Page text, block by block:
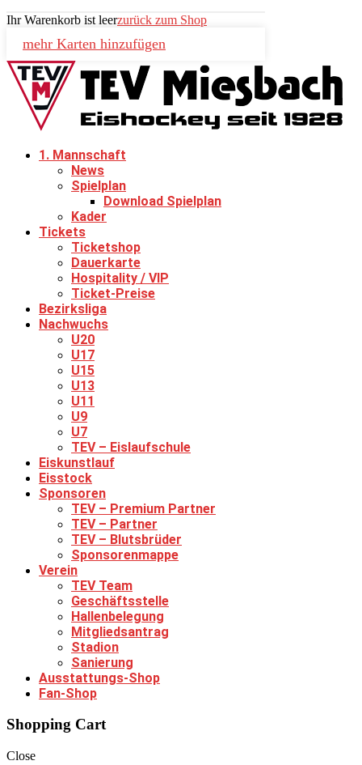
Ihr Warenkorb ist leerzurück zum Shop
mehr Karten hinzufügen
1. Mannschaft
News
Spielplan
Download Spielplan
Kader
Tickets
Ticketshop
Dauerkarte
Hospitality / VIP
Ticket-Preise
Bezirksliga
Nachwuchs
U20
U17
U15
U13
U11
U9
U7
TEV – Eislaufschule
Eiskunstlauf
Eisstock
Sponsoren
TEV – Premium Partner
TEV – Partner
TEV – Blutsbrüder
Sponsorenmappe
Verein
TEV Team
Geschäftsstelle
Hallenbelegung
Mitgliedsantrag
Stadion
Sanierung
Ausstattungs-Shop
Fan-Shop
Shopping Cart
Close